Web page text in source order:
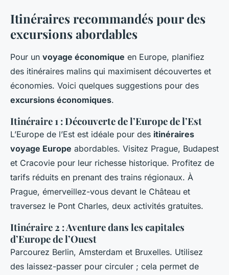
Itinéraires recommandés pour des
excursions abordables
Pour un voyage économique en Europe, planifiez
des itinéraires malins qui maximisent découvertes et
économies. Voici quelques suggestions pour des
excursions économiques.
Itinéraire 1 : Découverte de l’Europe de l’Est
L’Europe de l’Est est idéale pour des itinéraires
voyage Europe abordables. Visitez Prague, Budapest
et Cracovie pour leur richesse historique. Profitez de
tarifs réduits en prenant des trains régionaux. À
Prague, émerveillez-vous devant le Château et
traversez le Pont Charles, deux activités gratuites.
Itinéraire 2 : Aventure dans les capitales
d’Europe de l’Ouest
Parcourez Berlin, Amsterdam et Bruxelles. Utilisez
des laissez-passer pour circuler ; cela permet de